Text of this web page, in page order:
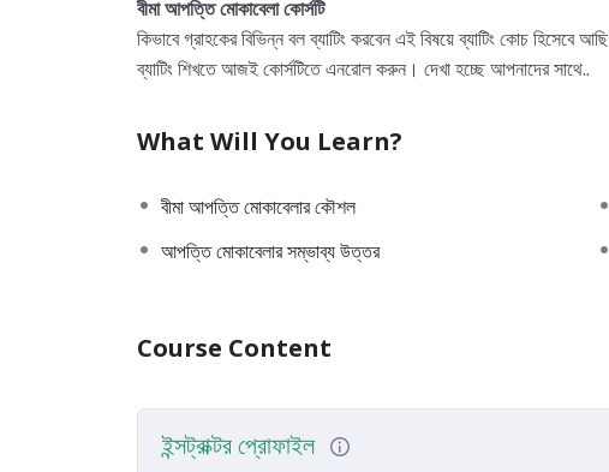
বীমা আপত্তি মোকাবেলা কোর্সটি
কিভাবে গ্রাহকের বিভিন্ন বল ব্যাটিং করবেন এই বিষয়ে ব্যাটিং কোচ হিসেবে আছি
ব্যাটিং শিখতে আজই কোর্সটিতে এনরোল করুন। দেখা হচ্ছে আপনাদের সাথে..
What Will You Learn?
বীমা আপত্তি মোকাবেলার কৌশল
আপত্তি মোকাবেলার সম্ভাব্য উত্তর
Course Content
ইন্সট্রাক্টর প্রোফাইল